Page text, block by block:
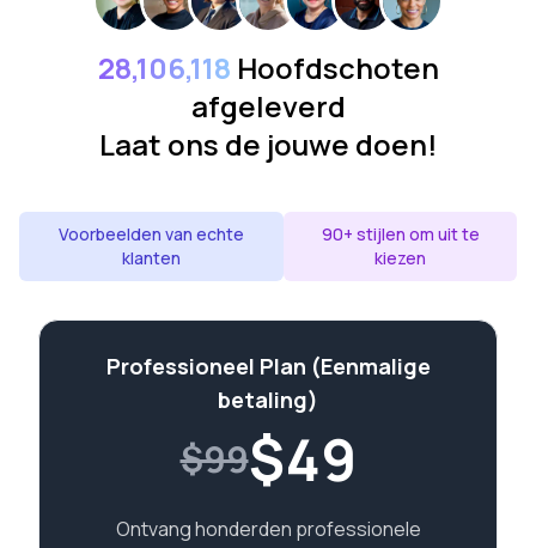
28,106,118 Hoofdschoten
afgeleverd
Laat ons de jouwe doen!
Voorbeelden van echte
klanten
90+ stijlen om uit te
kiezen
Professioneel Plan (Eenmalige
betaling)
$99$49
Ontvang honderden professionele